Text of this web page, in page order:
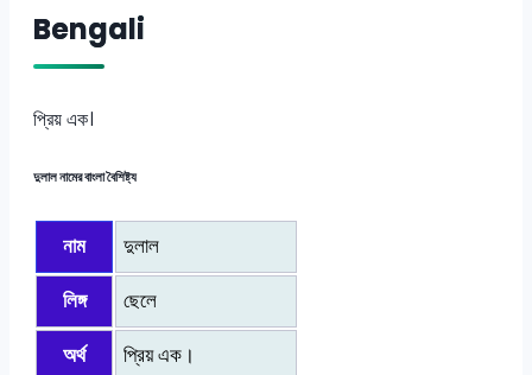
Bengali
প্রিয় এক।
দুলাল নামের বাংলা বৈশিষ্ট্য
নাম দুলাল
লিঙ্গ ছেলে
অর্থ প্রিয় এক।